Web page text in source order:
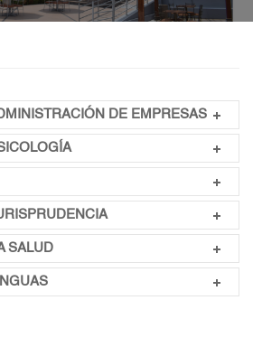
DE EMPRESAS
SALUD